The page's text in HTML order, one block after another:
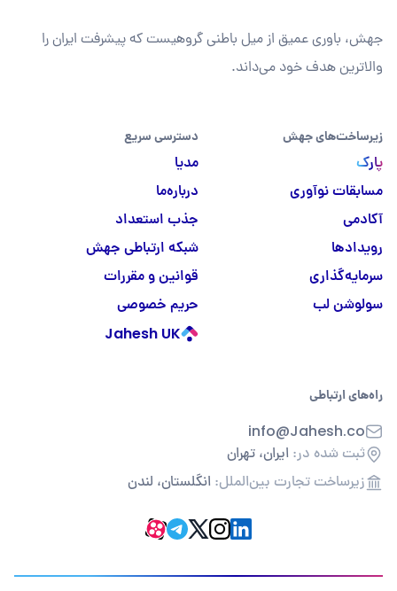
جهش، باوری عمیق از میل باطنی گروهیست که پیشرفت ایران را
والاترین هدف خود می‌داند.
زیرساخت‌های جهش
پارک
مسابقات نوآوری
آکادمی
رویدادها
سرمایه‌گذاری
سولوشن لب
دسترسی سریع
مدیا
درباره‌ما
جذب استعداد
شبکه ارتباطی جهش
قوانین و مقررات
حریم خصوصی
Jahesh UK
راه‌های ارتباطی
info@Jahesh.co
ثبت شده در: ایران، تهران
زیرساخت تجارت بین‌الملل: انگلستان، لندن